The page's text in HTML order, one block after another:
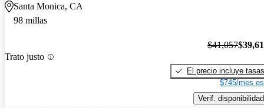
Santa Monica, CA
98 millas
Trato justo
$41,057
El precio incluye tasas
$745/mes
Verif. disponibilidad